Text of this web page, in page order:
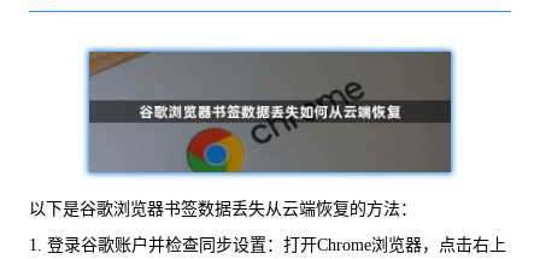
以下是谷歌浏览器书签数据丢失从云端恢复的方法：
1. 登录谷歌账户并检查同步设置：打开Chrome浏览器，点击右上